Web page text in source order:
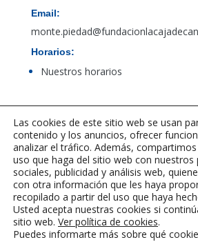
Email:
Horarios:
Nuestros horarios
Acceso al canal de denuncias de PBCFT
Las cookies de este sitio web se usan
contenido y los anuncios, ofrecer
analizar el tráfico. Además,
uso que haga del sitio web con nuestros
sociales, publicidad y análisis web,
con otra información que les haya
recopilado a partir del uso que haya
Usted acepta nuestras cookies si
sitio web. Ver política de cookies.
Puedes informarte más sobre qué